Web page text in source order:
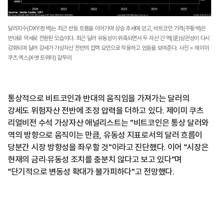
달러지수(DXY·흰색)는 최근 반등 흐름을 이어가며 상승 추세에 있고, 비트코인 가격(주황색)은
반대로 약세로 전환된 모습이다. 최근 달러 유동성이 위축되면서 두 자산 간 역(逆)상관성이 다시
강화되며 달러 강세가 가상자산 전반의 압력 요인으로 작용하고 있음을 보여준다. 사진 = 제이미
쿠츠 엑스(X·옛 트위터) 갈무리
통상적으로 비트코인과 반대의 움직임을 가져가는 달러의
강세도 위험자산 전반에 조정 압력을 더하고 있다. 제이미 쿠츠
리얼비전 수석 가상자산 애널리스트는 "비트코인은 통상 달러와
역의 방향으로 움직이는 만큼, 유동성 지표로서의 달러 흐름이
당분간 시장 방향성을 좌우할 것"이라고 진단했다. 이어 "시장은
현재의 금리·유동성 조치를 충분치 않다고 보고 있다"며
"단기적으로 변동성 확대가 불가피하다"고 전망했다.